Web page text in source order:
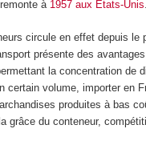
à 1957 aux États-Unis.
circule en effet depuis
présente des
la concentration de
certain volume, importer en
produites à bas
grâce du conteneur,